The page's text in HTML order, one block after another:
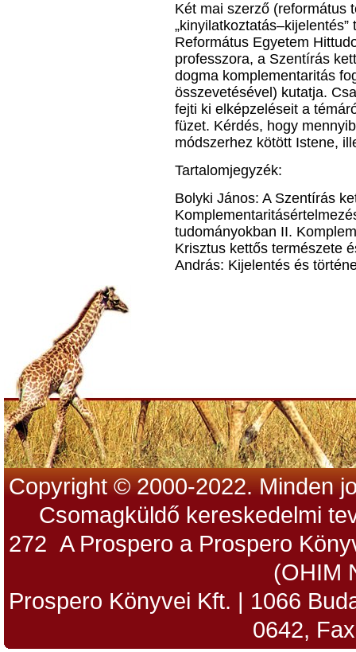
Két mai szerző (református
Református Egyetem
professzora, a Szentírás
dogma komplementaritás
összevetésével) kutatja.
fejti ki elképzeléseit a
füzet. Kérdés, hogy
módszerhez kötött Istene,
Tartalomjegyzék:
Bolyki János: A Szentírás
tudományokban II.
Krisztus kettős természete
András: Kijelentés és
Copyright © 2000-2022. Minden
Csomagküldő kereskedelmi
272 A Prospero a Prospero
(OHIM
Prospero Könyvei Kft. | 1066
0642,